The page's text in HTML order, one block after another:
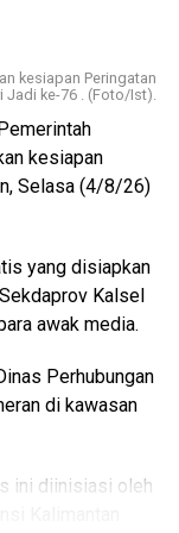
pihak PLN UBP
pembangkit,
ini dapat kembali
PLN Indonesia
menyampaikan
Ombudsman
sistem
Hal ini
bersamaan
rutin unit lain
sistem
kesiapan Peringatan
Jadi ke-76 . (Foto/Ist).
kesiapan
Selasa (4/8/26)
yang disiapkan
Kalsel
awak media.
Perhubungan
di kawasan
ini diinisiasi oleh